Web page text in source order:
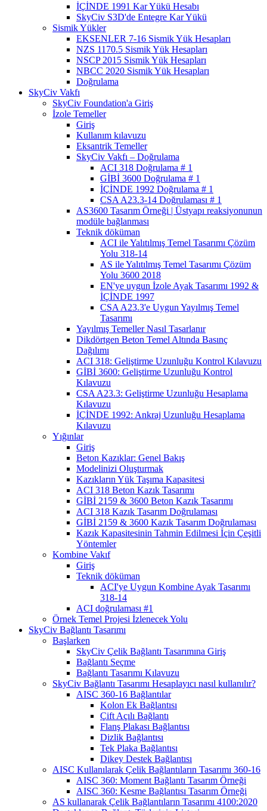
İÇİNDE 1991 Kar Yükü Hesabı
SkyCiv S3D'de Entegre Kar Yükü
Sismik Yükler
EKSENLER 7-16 Sismik Yük Hesapları
NZS 1170.5 Sismik Yük Hesapları
NSCP 2015 Sismik Yük Hesapları
NBCC 2020 Sismik Yük Hesapları
Doğrulama
SkyCiv Vakfı
SkyCiv Foundation'a Giriş
İzole Temeller
Giriş
Kullanım kılavuzu
Eksantrik Temeller
SkyCiv Vakfı – Doğrulama
ACI 318 Doğrulama # 1
GİBİ 3600 Doğrulama # 1
İÇİNDE 1992 Doğrulama # 1
CSA A23.3-14 Doğrulaması # 1
AS3600 Tasarım Örneği | Üstyapı reaksiyonunun
modüle bağlanması
Teknik döküman
ACI ile Yalıtılmış Temel Tasarımı Çözüm
Yolu 318-14
AS ile Yalıtılmış Temel Tasarımı Çözüm
Yolu 3600 2018
EN'ye uygun İzole Ayak Tasarımı 1992 &
İÇİNDE 1997
CSA A23.3'e Uygun Yayılmış Temel
Tasarımı
Yayılmış Temeller Nasıl Tasarlanır
Dikdörtgen Beton Temel Altında Basınç
Dağılımı
ACI 318: Geliştirme Uzunluğu Kontrol Kılavuzu
GİBİ 3600: Geliştirme Uzunluğu Kontrol
Kılavuzu
CSA A23.3: Geliştirme Uzunluğu Hesaplama
Kılavuzu
İÇİNDE 1992: Ankraj Uzunluğu Hesaplama
Kılavuzu
Yığınlar
Giriş
Beton Kazıklar: Genel Bakış
Modelinizi Oluşturmak
Kazıkların Yük Taşıma Kapasitesi
ACI 318 Beton Kazık Tasarımı
GİBİ 2159 & 3600 Beton Kazık Tasarımı
ACI 318 Kazık Tasarım Doğrulaması
GİBİ 2159 & 3600 Kazık Tasarım Doğrulaması
Kazık Kapasitesinin Tahmin Edilmesi İçin Çeşitli
Yöntemler
Kombine Vakıf
Giriş
Teknik döküman
ACI'ye Uygun Kombine Ayak Tasarımı
318-14
ACI doğrulaması #1
Örnek Temel Projesi İzlenecek Yolu
SkyCiv Bağlantı Tasarımı
Başlarken
SkyCiv Çelik Bağlantı Tasarımına Giriş
Bağlantı Seçme
Bağlantı Tasarımı Kılavuzu
SkyCiv Bağlantı Tasarımı Hesaplayıcı nasıl kullanılır?
AISC 360-16 Bağlantılar
Kolon Ek Bağlantısı
Çift Açılı Bağlantı
Flanş Plakası Bağlantısı
Dizlik Bağlantısı
Tek Plaka Bağlantısı
Dikey Destek Bağlantısı
AISC Kullanılarak Çelik Bağlantıların Tasarımı 360-16
AISC 360: Moment Bağlantı Tasarım Örneği
AISC 360: Kesme Bağlantısı Tasarım Örneği
AS kullanarak Çelik Bağlantıların Tasarımı 4100:2020